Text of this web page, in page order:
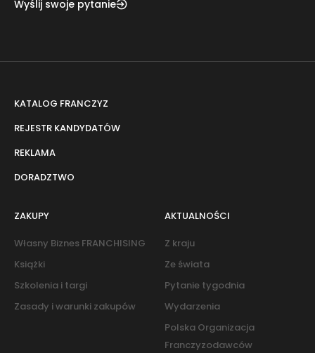
Wyślij swoje pytanie
KATALOG FRANCZYZ
REJESTR KANDYDATÓW
REKLAMA
DORADZTWO
ZAKUPY
Własny Biznes FRANCHISING
Książki
Szkolenia i targi
Zasady i warunki zakupów
AKTUALNOŚCI
Z kraju
Ze świata
Pytanie tygodnia
Wydarzenia
Polska Organizacja
Franczyzodawców